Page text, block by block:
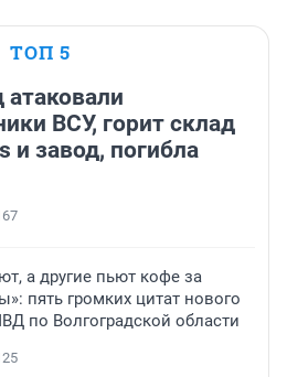
ТОП 5
атаковали
ВСУ, горит склад
и завод, погибла
а другие пьют кофе за
пять громких цитат нового
по Волгоградской области